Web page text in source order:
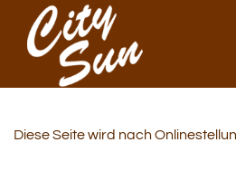
Diese Seite wird nach